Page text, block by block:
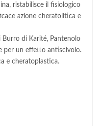
ristabilisce il fisiologico
azione cheratolitica e
Burro di Karité, Pantenolo
per un effetto antiscivolo.
e cheratoplastica.